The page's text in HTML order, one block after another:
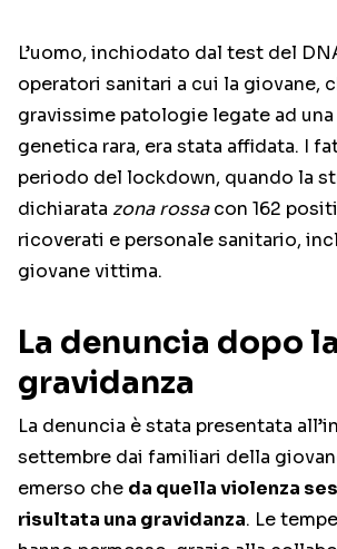
L’uomo, inchiodato dal test del
operatori sanitari a cui la giovane,
gravissime patologie legate ad
genetica rara, era stata affidata. I
periodo del lockdown, quando la
dichiarata zona rossacon 162
ricoverati e personale sanitario,
giovane vittima.
La denuncia dopo la
gravidanza
La denuncia è stata presentata
settembre dai familiari della
emerso che da quella violenza
risultata una gravidanza. Le